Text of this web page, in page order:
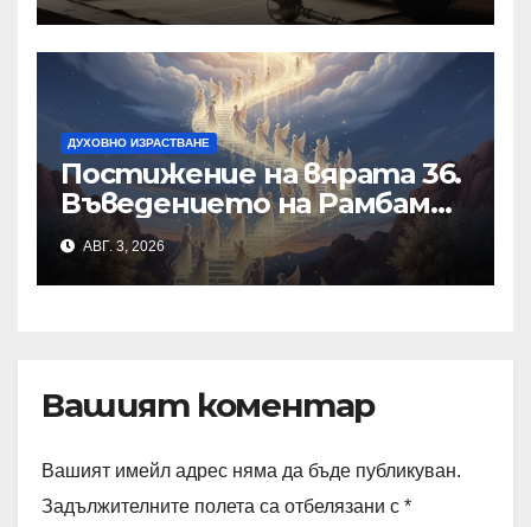
свят
ДУХОВНО ИЗРАСТВАНЕ
Постижение на вярата 36.
Въведението на Рамбам
към Тринадесетте
Основи
АВГ. 3, 2026
Вашият коментар
Вашият имейл адрес няма да бъде публикуван.
Задължителните полета са отбелязани с *